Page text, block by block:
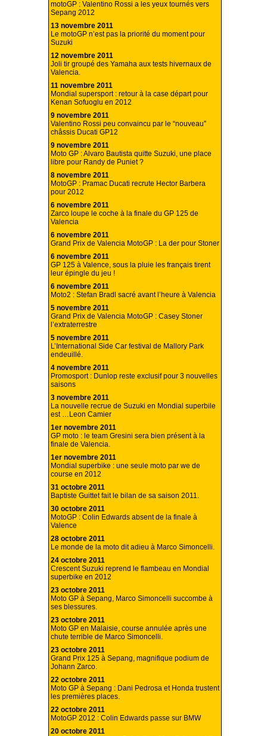
motoGP : Valentino Rossi a les yeux tournés vers
Sepang 2012
13 novembre 2011
Le motoGP n’est pas la priorité du moment pour
Suzuki
12 novembre 2011
Joli tir groupé des Yamaha aux tests hivernaux de
Valencia.
11 novembre 2011
Mondial supersport : retour à la case départ pour
Kenan Sofuoglu en 2012
9 novembre 2011
Valentino Rossi peu convaincu par le “nouveau”
châssis Ducati GP12
9 novembre 2011
Moto GP : Alvaro Bautista quitte Suzuki, une place
libre pour Randy de Puniet ?
8 novembre 2011
MotoGP : Pramac Ducati recrute Hector Barbera
pour 2012
6 novembre 2011
Zarco loupe le coche à la finale du GP 125 de
Valencia
6 novembre 2011
Grand Prix de Valencia MotoGP : La der pour Stoner
6 novembre 2011
GP 125 à Valence, sous la pluie les français tirent
leur épingle du jeu !
6 novembre 2011
Moto2 : Stefan Bradl sacré avant l’heure à Valencia
5 novembre 2011
Grand Prix de Valencia MotoGP : Casey Stoner
l’extraterrestre
5 novembre 2011
L’International Side Car festival de Mallory Park
endeuillé.
4 novembre 2011
Promosport : Dunlop reste exclusif pour 3 nouvelles
saisons
3 novembre 2011
La nouvelle recrue de Suzuki en Mondial superbile
est …Leon Camier
1er novembre 2011
GP moto : le team Gresini sera bien présent à la
finale de Valencia.
1er novembre 2011
Mondial superbike : une seule moto par we de
course en 2012
31 octobre 2011
Baptiste Guittet fait le bilan de sa saison 2011.
30 octobre 2011
MotoGP : Colin Edwards absent de la finale à
Valence
28 octobre 2011
Le monde de la moto dit adieu à Marco Simoncelli.
24 octobre 2011
Crescent Suzuki reprend le flambeau en Mondial
superbike en 2012
23 octobre 2011
Moto GP à Sepang, Marco Simoncelli succombe à
ses blessures.
23 octobre 2011
Moto GP en Malaisie, course annulée après une
chute terrible de Marco Simoncelli.
23 octobre 2011
Grand Prix 125 à Sepang, magnifique podium de
Johann Zarco.
22 octobre 2011
Moto GP à Sepang : Dani Pedrosa et Honda trustent
les premières places.
22 octobre 2011
MotoGP 2012 : Colin Edwards passe sur BMW
20 octobre 2011